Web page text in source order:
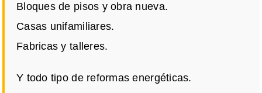
Bloques de pisos y obra nueva.
Casas unifamiliares.
Fabricas y talleres.
Y todo tipo de reformas energéticas.